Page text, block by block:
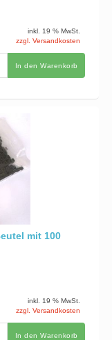
inkl. 19 % MwSt.
zzgl. Versandkosten
In den Warenkorb
mit 100
inkl. 19 % MwSt.
zzgl. Versandkosten
In den Warenkorb